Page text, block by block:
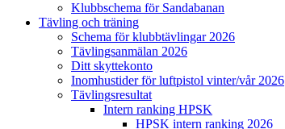
Klubbschema för Sandabanan
Tävling och träning
Schema för klubbtävlingar 2026
Tävlingsanmälan 2026
Ditt skyttekonto
Inomhustider för luftpistol vinter/vår 2026
Tävlingsresultat
Intern ranking HPSK
HPSK intern ranking 2026